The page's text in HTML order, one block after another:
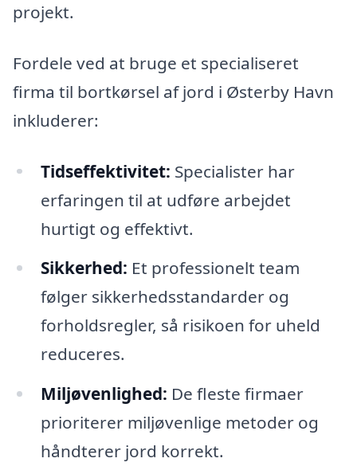
projekt.
Fordele ved at bruge et specialiseret
firma til bortkørsel af jord i Østerby Havn
inkluderer:
Tidseffektivitet: Specialister har
erfaringen til at udføre arbejdet
hurtigt og effektivt.
Sikkerhed: Et professionelt team
følger sikkerhedsstandarder og
forholdsregler, så risikoen for uheld
reduceres.
Miljøvenlighed: De fleste firmaer
prioriterer miljøvenlige metoder og
håndterer jord korrekt.